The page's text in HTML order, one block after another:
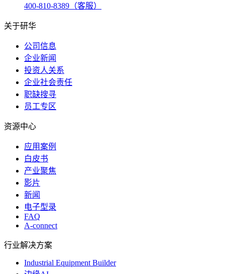
400-810-8389（客服）
关于研华
公司信息
企业新闻
投资人关系
企业社会责任
职缺搜寻
员工专区
资源中心
应用案例
白皮书
产业聚焦
影片
新闻
电子型录
FAQ
A-connect
行业解决方案
Industrial Equipment Builder